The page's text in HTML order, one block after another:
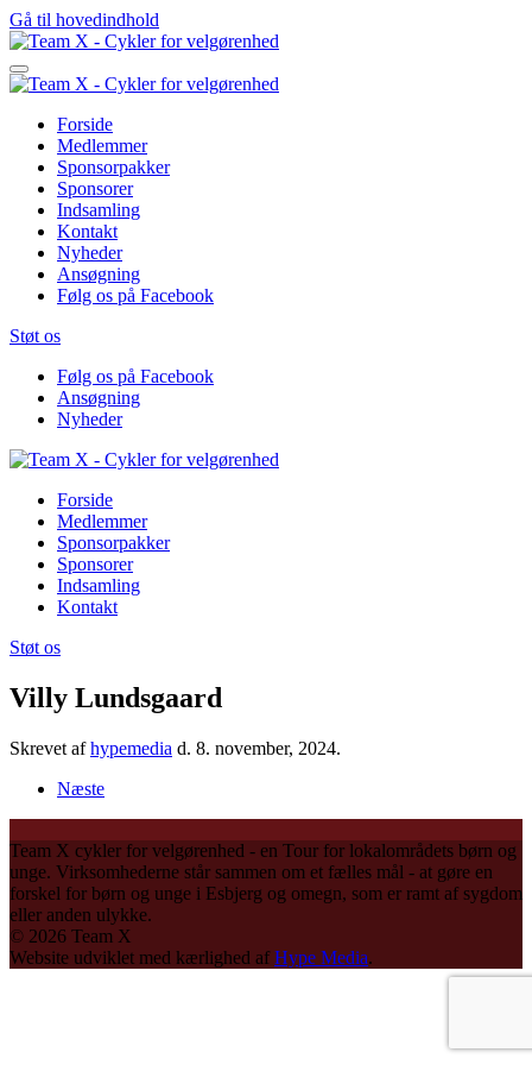
Gå til hovedindhold
Forside
Medlemmer
Sponsorpakker
Sponsorer
Indsamling
Kontakt
Nyheder
Ansøgning
Følg os på Facebook
Støt os
Følg os på Facebook
Ansøgning
Nyheder
Forside
Medlemmer
Sponsorpakker
Sponsorer
Indsamling
Kontakt
Støt os
Villy Lundsgaard
Skrevet afhypemedia d. 8. november, 2024.
Næste
Team X cykler for velgørenhed - en Tour for lokalområdets børn og
unge. Virksomhederne står sammen om et fælles mål - at gøre en
forskel for børn og unge i Esbjerg og omegn, som er ramt af sygdom
eller anden ulykke.
© 2026 Team X
Website udviklet med kærlighed af Hype Media.